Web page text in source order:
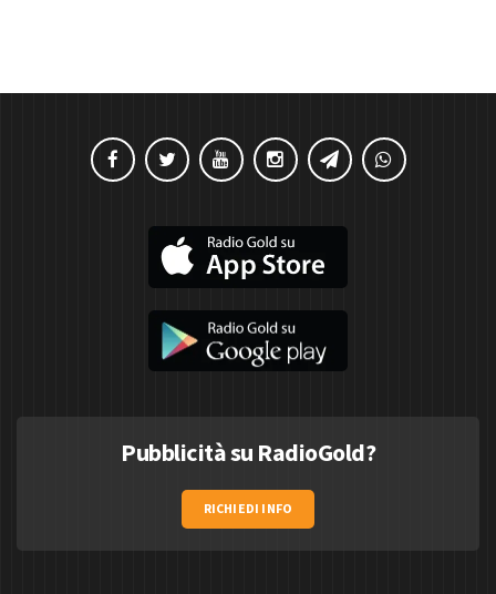
Pubblicità su RadioGold?
RICHIEDI INFO